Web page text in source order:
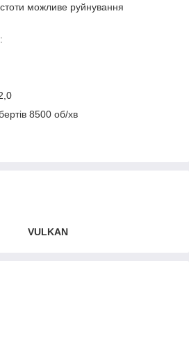
можливе руйнування
8500 об/хв
VULKAN